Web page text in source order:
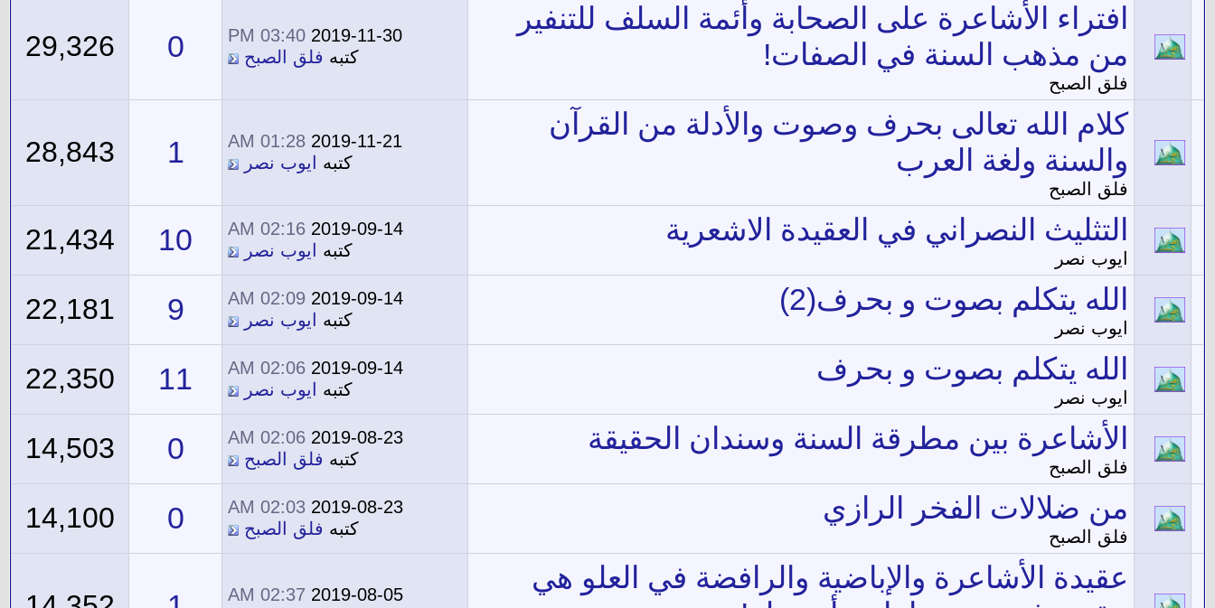
افتراء الأشاعرة على الصحابة وأئمة السلف للتنفير
من مذهب السنة في الصفات!
فلق الصبح
2019-11-30
03:40 PM
كتبه فلق الصبح 0
29,326
كلام الله تعالى بحرف وصوت والأدلة من القرآن
والسنة ولغة العرب
فلق الصبح
2019-11-21
01:28 AM
كتبه
ايوب نصر 1
28,843
التثليث النصراني في العقيدة الاشعرية
ايوب نصر
2019-09-14
02:16 AM
كتبه
ايوب نصر 10
21,434
الله يتكلم بصوت و بحرف(2)
ايوب نصر
2019-09-14
02:09 AM
كتبه
ايوب نصر 9
22,181
الله يتكلم بصوت و بحرف
ايوب نصر
2019-09-14
02:06 AM
كتبه
ايوب نصر 11
22,350
الأشاعرة بين مطرقة السنة وسندان الحقيقة
فلق الصبح
2019-08-23
02:06 AM
كتبه فلق الصبح 0
14,503
من ضلالات الفخر الرازي
فلق الصبح
2019-08-23
02:03 AM
كتبه فلق الصبح 0
14,100
عقيدة الأشاعرة والإباضية والرافضة في العلو هي
2019-08-05
02:37 AM